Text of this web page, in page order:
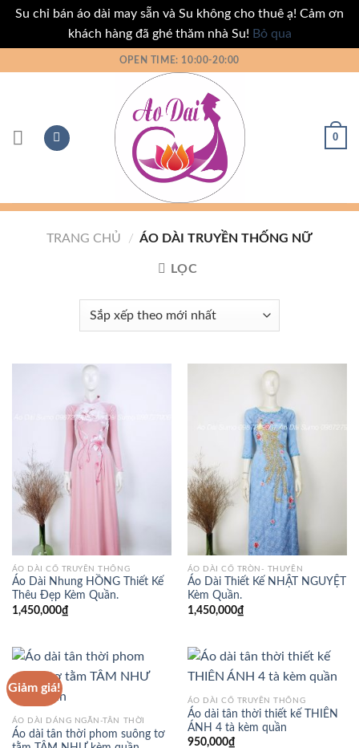
Su chỉ bán áo dài may sẵn và Su không cho thuê ạ! Cảm ơn
khách hàng đã ghé thăm nhà Su! Bỏ qua
OPEN TIME: 10:00-20:00
0
TRANG CHỦ / ÁO DÀI TRUYỀN THỐNG NỮ
LỌC
ÁO DÀI CỔ TRUYỀN THỐNG
Áo Dài Nhung HỒNG Thiết Kế
Thêu Đẹp Kèm Quần.
1,450,000₫
ÁO DÀI CỔ TRÒN- THUYỀN
Áo Dài Thiết Kế NHẬT NGUYỆT
Kèm Quần.
1,450,000₫
Giảm giá!
ÁO DÀI DÁNG NGẮN-TÂN THỜI
Áo dài tân thời phom suông tơ
ÁO DÀI CỔ TRUYỀN THỐNG
Áo dài tân thời thiết kế THIÊN
ÁNH 4 tà kèm quần
950,000₫